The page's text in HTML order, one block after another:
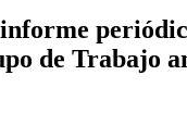
de Trabajo